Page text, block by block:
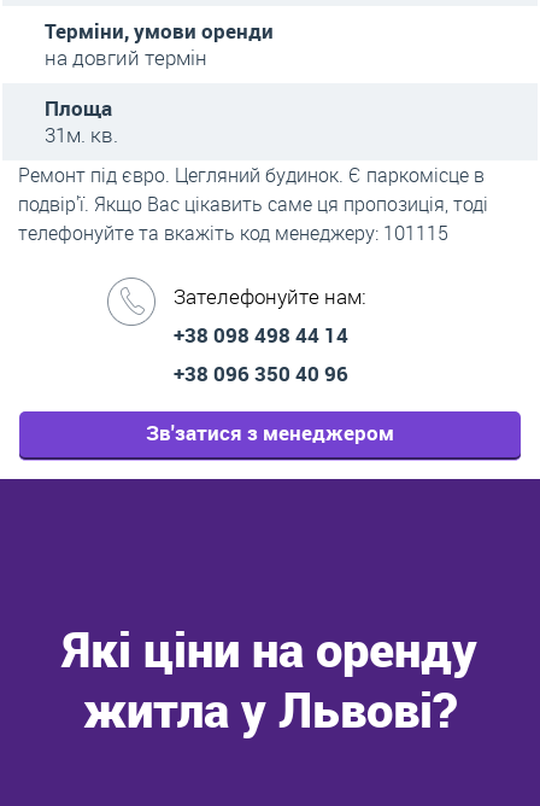
Терміни, умови оренди
на довгий термін
Площа
31м. кв.
Ремонт під євро. Цегляний будинок. Є паркомісце в
подвір'ї. Якщо Вас цікавить саме ця пропозиція, тоді
телефонуйте та вкажіть код менеджеру: 101115
Зателефонуйте нам:
+38 098 498 44 14
+38 096 350 40 96
Зв'затися з менеджером
Які ціни на оренду
житла у Львові?